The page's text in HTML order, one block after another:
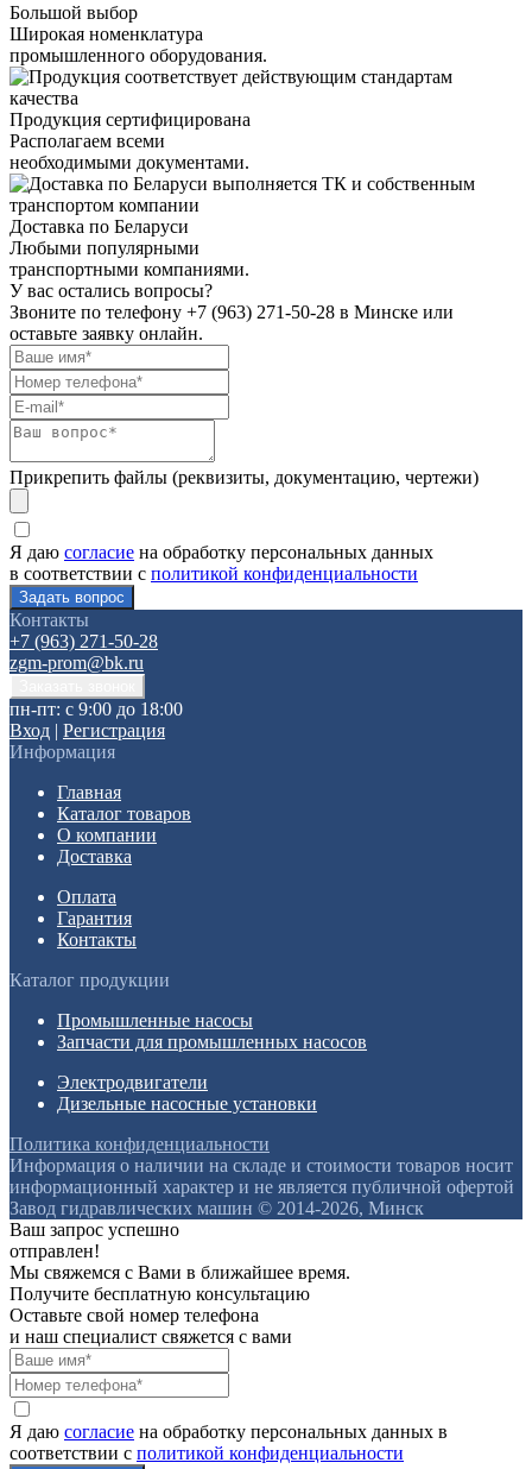
Большой выбор
Широкая номенклатура
промышленного оборудования.
Продукция сертифицирована
Располагаем всеми
необходимыми документами.
Доставка по Беларуси
Любыми популярными
транспортными компаниями.
У вас остались вопросы?
Звоните по телефону +7 (963) 271-50-28 в Минске или
оставьте заявку онлайн.
Прикрепить файлы (реквизиты, документацию, чертежи)
Я даю согласие на обработку персональных данных
в соответствии с политикой конфиденциальности
Контакты
+7 (963) 271-50-28
zgm-prom@bk.ru
пн-пт: с 9:00 до 18:00
Вход | Регистрация
Информация
Главная
Каталог товаров
О компании
Доставка
Оплата
Гарантия
Контакты
Каталог продукции
Промышленные насосы
Запчасти для промышленных насосов
Электродвигатели
Дизельные насосные установки
Политика конфиденциальности
Информация о наличии на складе и стоимости товаров носит
информационный характер и не является публичной офертой
Завод гидравлических машин © 2014-2026, Минск
Ваш запрос успешно
отправлен!
Мы свяжемся с Вами в ближайшее время.
Получите бесплатную консультацию
Оставьте свой номер телефона
и наш специалист свяжется с вами
Я даю согласие на обработку персональных данных в
соответствии с политикой конфиденциальности